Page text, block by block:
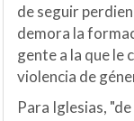
de seguir
demora la
gente a la que le
violencia de
Para Iglesias,